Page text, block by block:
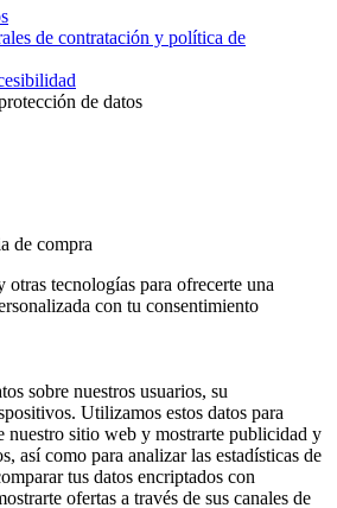
de contratación y política de
de datos
de compra
tecnologías para ofrecerte una
con tu consentimiento
sobre nuestros usuarios, su
Utilizamos estos datos para
nuestro sitio web y mostrarte publicidad y
así como para analizar las estadísticas de
tus datos encriptados con
ofertas a través de sus canales de